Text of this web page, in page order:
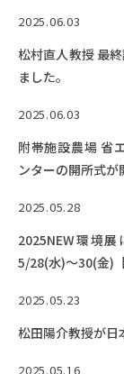
2025.06.03
松村直人教授 最
ました。
2025.06.03
附帯施設農場 省
ンターの開所式が
2025.05.28
2025NEW環境
5/28(水)～30(金)
2025.05.23
松田陽介教授が日
2025.05.16